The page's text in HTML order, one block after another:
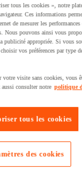
de sécurité et
gaz
lithium-ion
inflammables
phytosanitaires
de rétention
tous les cookies », notre
Ces informations
de mesurer les
Nous pouvons ainsi vous
publicité appropriée. Si vous
vos préférences par type
visite sans cookies, vous
consulter notre politique
tous les cookies
des cookies